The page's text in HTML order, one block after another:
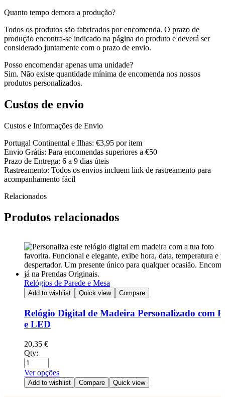
Quanto tempo demora a produção?
Todos os produtos são fabricados por encomenda. O prazo de
produção encontra-se indicado na página do produto e deverá ser
considerado juntamente com o prazo de envio.
Posso encomendar apenas uma unidade?
Sim. Não existe quantidade mínima de encomenda nos nossos
produtos personalizados.
Custos de envio
Custos e Informações de Envio
Portugal Continental e Ilhas: €3,95 por item
Envio Grátis: Para encomendas superiores a €50
Prazo de Entrega: 6 a 9 dias úteis
Rastreamento: Todos os envios incluem link de rastreamento para
acompanhamento fácil
Relacionados
Produtos relacionados
Relógios de Parede e Mesa
Add to wishlist Quick view Compare
Relógio Digital de Madeira Personalizado com
e LED
20,35 €
Qty:
Ver opções
Add to wishlist Compare Quick view